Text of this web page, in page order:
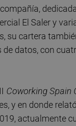
El Saler y
su cartera
datos, con
Coworking Spain
y en donde
actualmente